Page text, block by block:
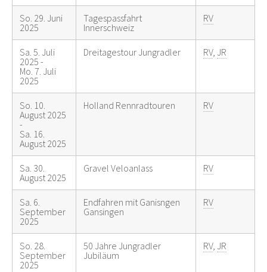
So. 29. Juni
2025
Tagespassfahrt
Innerschweiz
RV
Sa. 5. Juli
2025 -
Mo. 7. Juli
2025
Dreitagestour Jungradler RV, JR
So. 10.
August 2025
-
Sa. 16.
August 2025
Holland Rennradtouren RV
Sa. 30.
August 2025
Gravel Veloanlass RV
Sa. 6.
September
2025
Endfahren mit Ganisngen
Gansingen
RV
So. 28.
September
2025
50 Jahre Jungradler
Jubiläum
RV, JR